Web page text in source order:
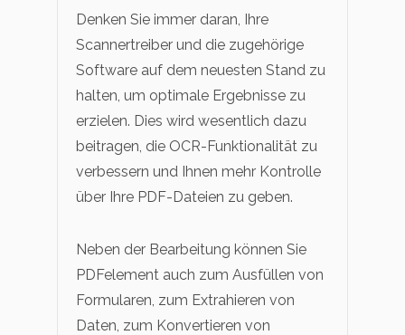
Denken Sie immer daran, Ihre
Scannertreiber und die zugehörige
Software auf dem neuesten Stand zu
halten, um optimale Ergebnisse zu
erzielen. Dies wird wesentlich dazu
beitragen, die OCR-Funktionalität zu
verbessern und Ihnen mehr Kontrolle
über Ihre PDF-Dateien zu geben.
Neben der Bearbeitung können Sie
PDFelement auch zum Ausfüllen von
Formularen, zum Extrahieren von
Daten, zum Konvertieren von